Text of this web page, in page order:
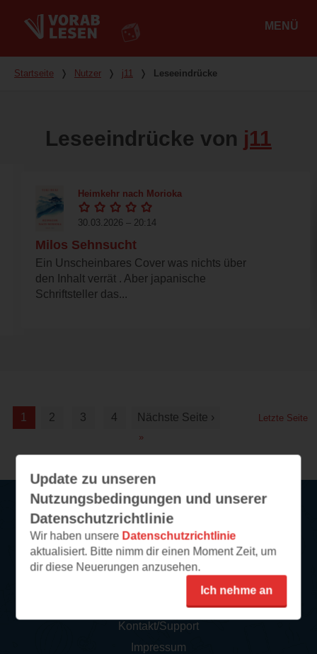
MENÜ
Du bist hier
Startseite ❭ Nutzer ❭ j11 ❭ Leseeindrücke
Leseeindrücke von j11
Heimkehr nach Morioka
30.03.2026 – 20:14
Milos Sehnsucht
Ein Unscheinbares Cover was nichts über
den Inhalt verrät . Aber japanische
Schriftsteller das...
1 2 3 4 Nächste Seite ›
Letzte Seite
»
Update zu unseren
Nutzungsbedingungen und unserer
Datenschutzrichtlinie
Wir haben unsere Datenschutzrichtlinie
aktualisiert. Bitte nimm dir einen Moment Zeit, um
dir diese Neuerungen anzusehen.
Ich nehme an
Service
So funktioniert‘s
Newsletter abonnieren
Kontakt/Support
Impressum